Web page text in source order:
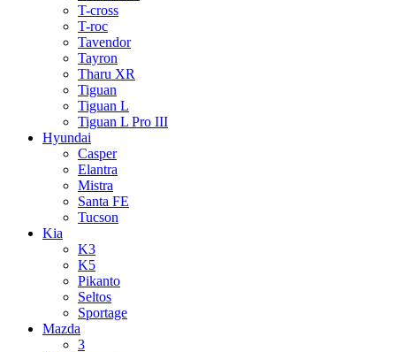
T-cross
T-roc
Tavendor
Tayron
Tharu XR
Tiguan
Tiguan L
Tiguan L Pro III
Hyundai
Casper
Elantra
Mistra
Santa FE
Tucson
Kia
K3
K5
Pikanto
Seltos
Sportage
Mazda
3